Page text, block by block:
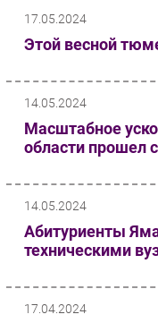
17.05.2024
Этой весной
14.05.2024
Масштабное
области прошел
14.05.2024
Абитуриенты
техническими
17.04.2024